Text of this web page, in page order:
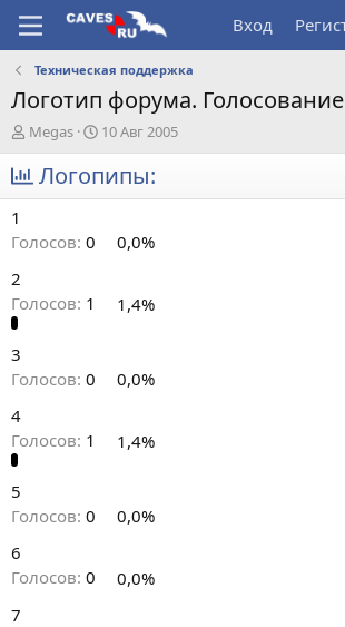
Вход
Техническая поддержка
Логотип форума. Голосование
А
в
т
о
е
Megas
Д
а
т
а
10 Авг 2005
Логопипы:
1
Голосов: 0
0,0%
2
Голосов: 1 1,4%
3
Голосов: 0
0,0%
4
Голосов: 1 1,4%
5
Голосов: 0
0,0%
6
Голосов: 0
0,0%
7